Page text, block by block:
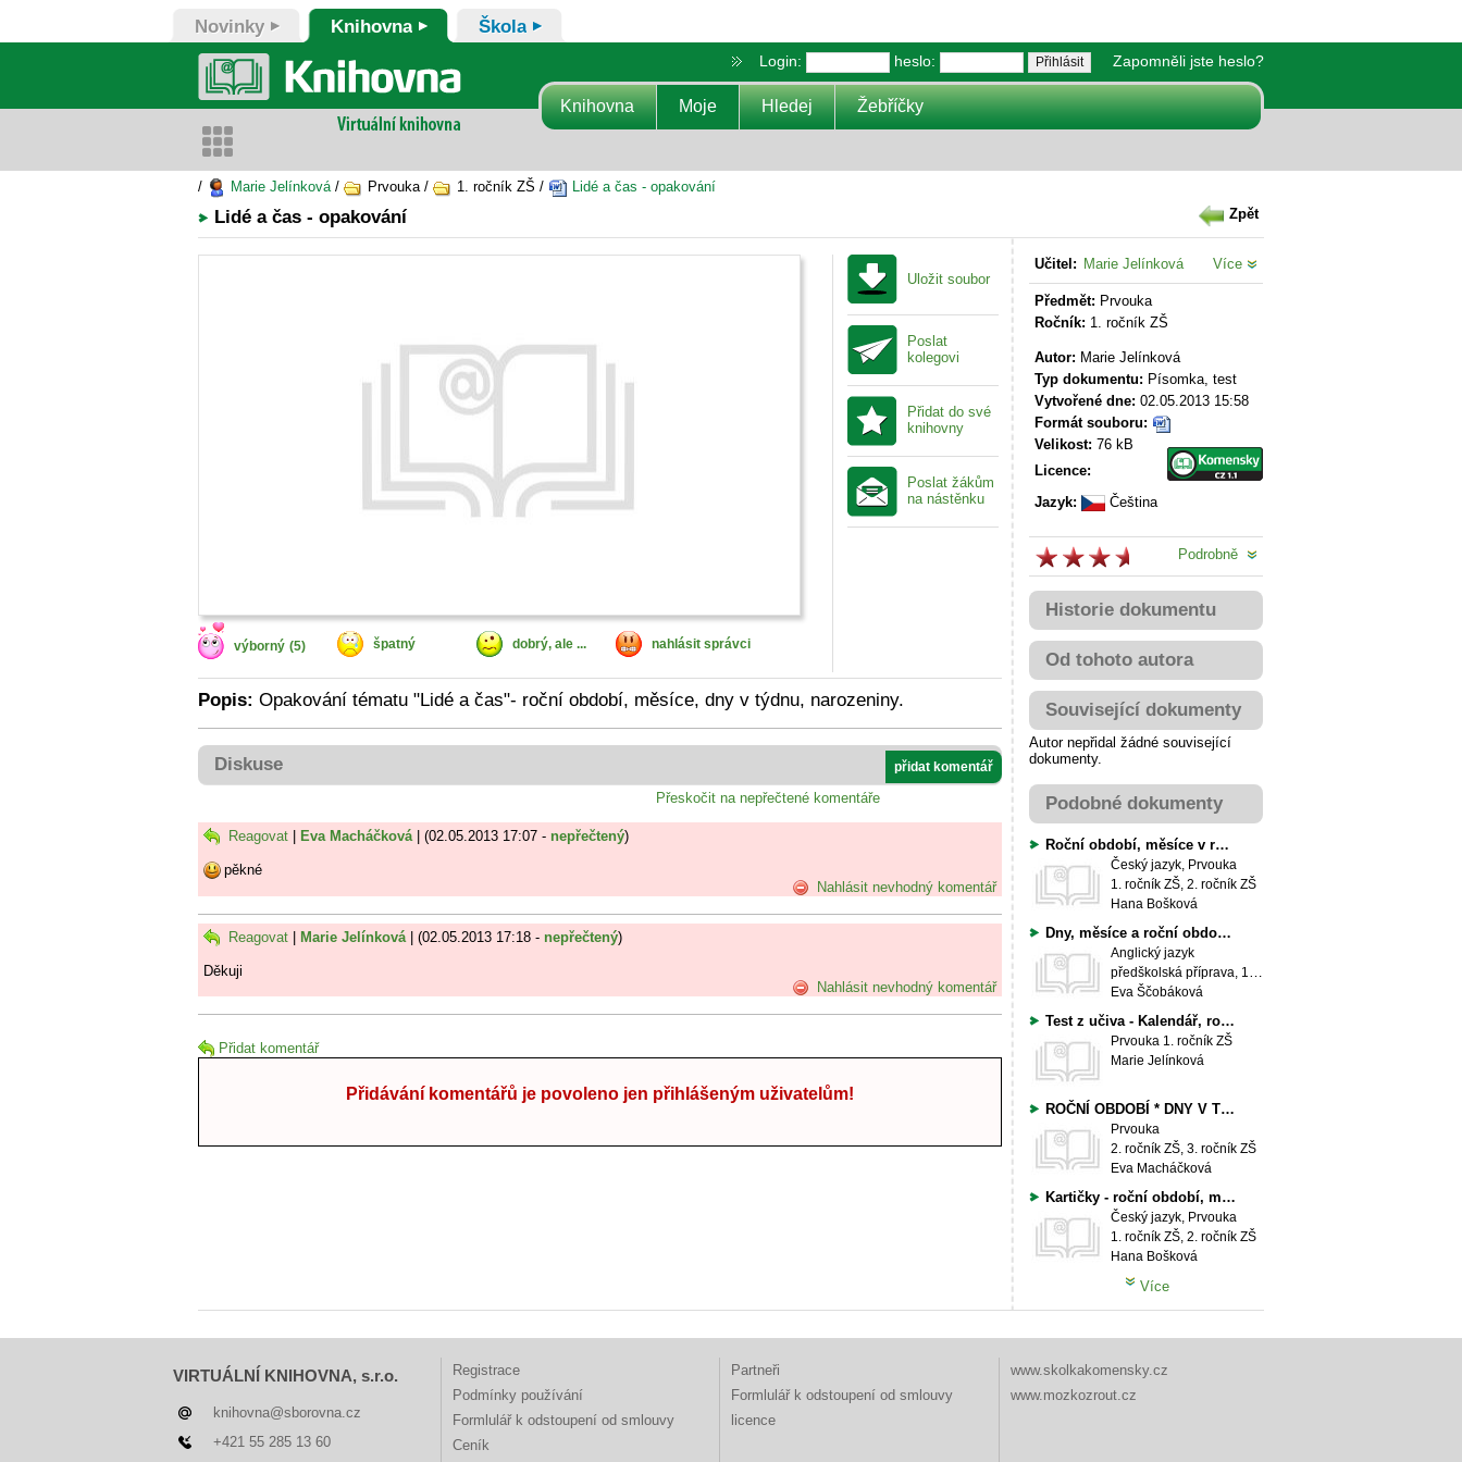
Novinky Knihovna Škola
Login: heslo: Zapomněli jste heslo?
Knihovna Moje Hledej Žebříčky
/ Marie Jelínková/ Prvouka / 1. ročník ZŠ / Lidé a čas - opakování
Lidé a čas - opakování Zpět
výborný (5) špatný dobrý, ale ... nahlásit správci
Uložit soubor
Poslat
kolegovi
Přidat do své
knihovny
Poslat žákům
na nástěnku
Popis: Opakování tématu "Lidé a čas"- roční období, měsíce, dny v týdnu, narozeniny.
Diskuse přidat komentář
Přeskočit na nepřečtené komentáře
Reagovat Eva Macháčková| (02.05.2013 17:07 - nepřečtený)
pěkné
Nahlásit nevhodný komentář
Reagovat Marie Jelínková| (02.05.2013 17:18 - nepřečtený)
Děkuji
Nahlásit nevhodný komentář
Přidat komentář
Přidávání komentářů je povoleno jen přihlášeným uživatelům!
Učitel: Marie Jelínková Více
Předmět: Prvouka
Ročník: 1. ročník ZŠ
Autor: Marie Jelínková
Typ dokumentu: Písomka, test
Vytvořené dne: 02.05.2013 15:58
Formát souboru:
Velikost: 76 kB
Licence:
Jazyk:
Čeština
Podrobně
Historie dokumentu
Od tohoto autora
Související dokumenty
Autor nepřidal žádné související
dokumenty.
Podobné dokumenty
Roční období, měsíce v roce, dny v týdnu
Český jazyk, Prvouka
1. ročník ZŠ, 2. ročník ZŠ
Hana Bošková
Dny, měsíce a roční období - písničky, básničky a hry do AJ
Anglický jazyk
předškolská příprava, 1. ročník ZŠ, 2. ročník ZŠ, 3. ročník ZŠ
Eva Ščobáková
Test z učiva - Kalendář, roční období, měsíce
Prvouka 1. ročník ZŠ
Marie Jelínková
ROČNÍ OBDOBÍ * DNY V TÝDNU
Prvouka
2. ročník ZŠ, 3. ročník ZŠ
Eva Macháčková
Kartičky - roční období, měsíce v roce, dny v týdnu
Český jazyk, Prvouka
1. ročník ZŠ, 2. ročník ZŠ
Hana Bošková
Více
VIRTUÁLNÍ KNIHOVNA, s.r.o.
knihovna@sborovna.cz
+421 55 285 13 60
Registrace
Podmínky používání
Formlulář k odstoupení od smlouvy
Ceník
Partneři
Formlulář k odstoupení od smlouvy
licence
www.skolkakomensky.cz
www.mozkozrout.cz